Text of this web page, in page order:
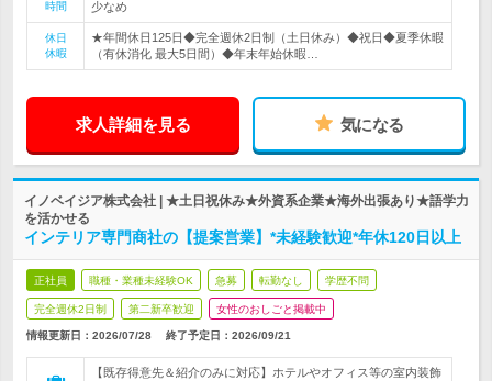
時間
少なめ
休日
休暇
★年間休日125日◆完全週休2日制（土日休み）◆祝日◆夏季休暇
（有休消化 最大5日間）◆年末年始休暇…
求人詳細を見る 気になる
イノベイジア株式会社 | ★土日祝休み★外資系企業★海外出張あり★語学力
を活かせる
インテリア専門商社の【提案営業】*未経験歓迎*年休120日以上
正社員 職種・業種未経験OK 急募 転勤なし 学歴不問
完全週休2日制 第二新卒歓迎 女性のおしごと掲載中
情報更新日：2026/07/28 終了予定日： 2026/09/21
【既存得意先＆紹介のみに対応】ホテルやオフィス等の室内装飾